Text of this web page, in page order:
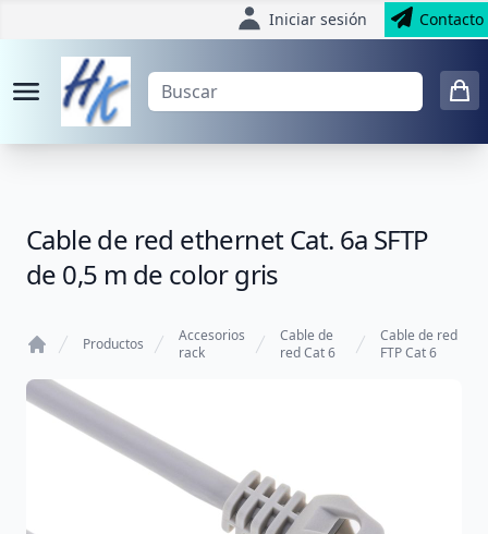
Iniciar sesión Contacto
Cable de red ethernet Cat. 6a SFTP
de 0,5 m de color gris
Productos
Accesorios
rack
Cable de
red Cat 6
Cable de red
FTP Cat 6